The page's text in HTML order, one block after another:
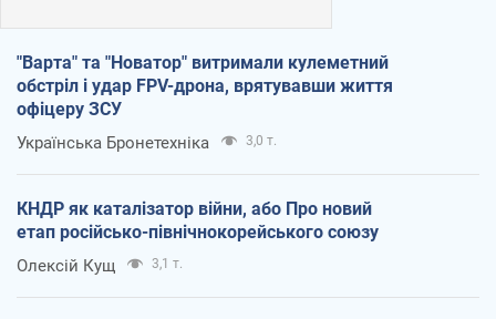
"Варта" та "Новатор" витримали кулеметний
обстріл і удар FPV-дрона, врятувавши життя
офіцеру ЗСУ
Українська Бронетехніка 3,0 т.
КНДР як каталізатор війни, або Про новий
етап російсько-північнокорейського союзу
Олексій Кущ 3,1 т.